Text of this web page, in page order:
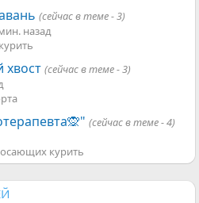
(сейчас в теме - 3)
назад
хвост (сейчас в теме - 3)
(сейчас в теме - 4)
курить